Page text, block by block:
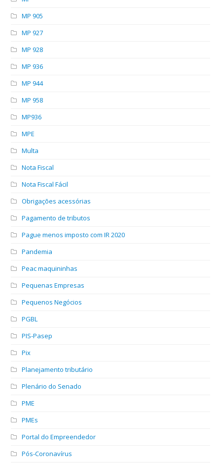
MP 905
MP 927
MP 928
MP 936
MP 944
MP 958
MP936
MPE
Multa
Nota Fiscal
Nota Fiscal Fácil
Obrigações acessórias
Pagamento de tributos
Pague menos imposto com IR 2020
Pandemia
Peac maquininhas
Pequenas Empresas
Pequenos Negócios
PGBL
PIS-Pasep
Pix
Planejamento tributário
Plenário do Senado
PME
PMEs
Portal do Empreendedor
Pós-Coronavírus